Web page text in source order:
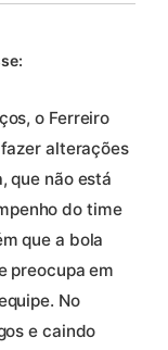
o Ferreiro
alterações
que não está
do time
que a bola
preocupa em
No
e caindo